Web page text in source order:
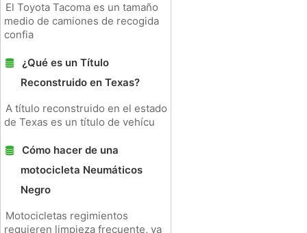
El Toyota Tacoma es un tamaño
medio de camiones de recogida
confia
¿Qué es un Título
Reconstruido en Texas?
A título reconstruido en el estado
de Texas es un título de vehícu
Cómo hacer de una
motocicleta Neumáticos
Negro
Motocicletas regimientos
requieren limpieza frecuente, ya